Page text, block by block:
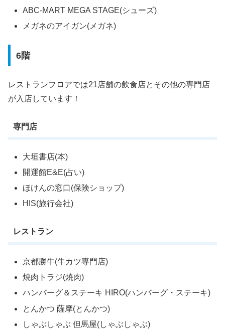
ABC-MART MEGA STAGE(シューズ)
メガネのアイガン(メガネ)
6階
レストランフロアでは21店舗の飲食店とその他の専門店
が入店しています！
専門店
大垣書店(本)
開運館E&E(占い)
ほけんの窓口(保険ショップ)
HIS(旅行会社)
レストラン
京都勝牛(牛カツ専門店)
焼肉トラジ(焼肉)
ハンバーグ＆ステーキ HIRO(ハンバーグ・ステーキ)
とんかつ 薩摩(とんかつ)
しゃぶしゃぶ 但馬屋(しゃぶしゃぶ)